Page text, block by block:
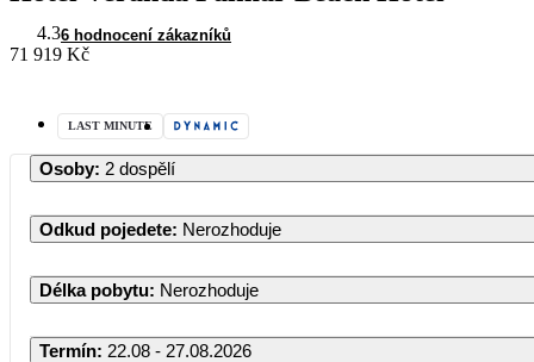
4.36 hodnocení zákazníků
71 919 Kč
LAST MINUTE
Osoby: 2 dospělí
Odkud pojedete: Nerozhoduje
Délka pobytu: Nerozhoduje
Termín: 22.08 - 27.08.2026